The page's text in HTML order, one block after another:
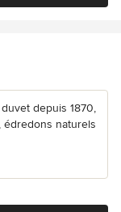
depuis 1870,
naturels